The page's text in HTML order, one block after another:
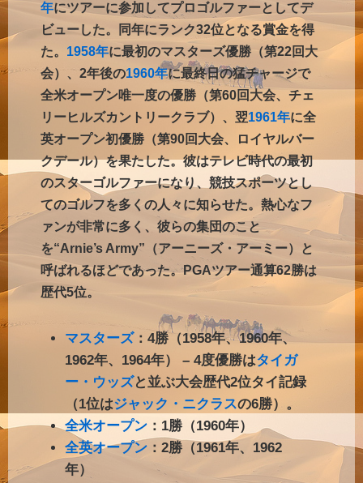
年にツアーに参加してプロゴルファーとしてデ
ビューした。同年にランク32位となる賞金を得
た。 1958年に最初のマスターズ優勝（第22回大
会）、2年後の1960年に最終日の猛チャージで
全米オープン唯一度の優勝（第60回大会、チェ
リーヒルズカントリークラブ）、翌1961年に全
英オープン初優勝（第90回大会、ロイヤルバー
クデール）を果たした。彼はテレビ時代の最初
のスターゴルファーになり、競技スポーツとし
てのゴルフを多くの人々に知らせた。熱心なフ
ァンが非常に多く、彼らの集団のこと
を“Arnie’s Army”（アーニーズ・アーミー）と
呼ばれるほどであった。PGAツアー通算62勝は
歴代5位。
マスターズ：4勝（1958年、1960年、
1962年、1964年） – 4度優勝はタイガ
ー・ウッズと並ぶ大会歴代2位タイ記録
（1位はジャック・ニクラスの6勝）。
全米オープン ：1勝（1960年）
全英オープン ：2勝（1961年、1962
年）